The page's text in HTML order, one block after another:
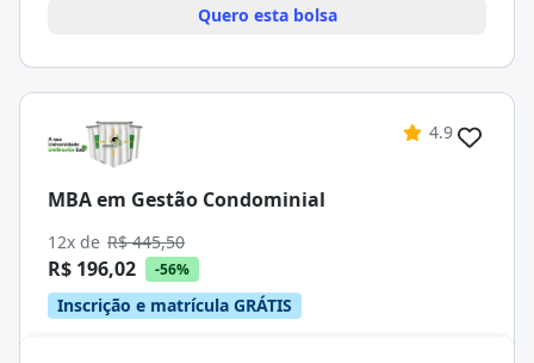
Quero esta bolsa
4.9
MBA em Gestão Condominial
12x de R$ 445,50
R$ 196,02 -56%
Inscrição e matrícula GRÁTIS